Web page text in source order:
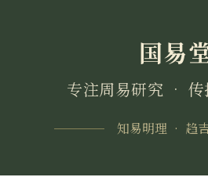
国易
专注周易研究 • 传
知易明理 • 趋